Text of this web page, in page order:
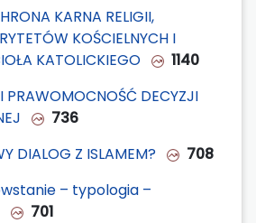
KARNA RELIGII,
KOŚCIELNYCH I
KATOLICKIEGO
1140
PRAWOMOCNOŚĆ DECYZJI
736
DIALOG Z ISLAMEM?
708
– typologia –
701